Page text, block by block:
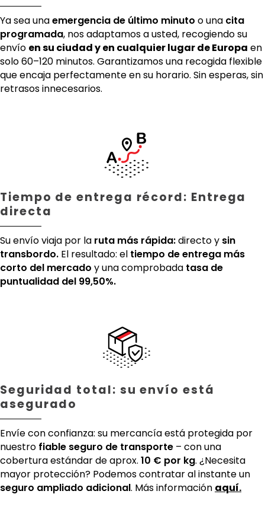
Ya sea unaemergencia de último minuto o una cita
programada, nos adaptamos a usted, recogiendo su
envío en su ciudad y en cualquier lugar de Europa en
solo 60–120 minutos. Garantizamos una recogida flexible
que encaja perfectamente en su horario. Sin esperas, sin
retrasos innecesarios.
Tiempo de entrega récord: Entrega
directa
Su envío viaja por la ruta más rápida:directo y sin
transbordo. El resultado: el tiempo de entrega más
corto del mercado y una comprobada tasa de
puntualidad del 99,50%.
Seguridad total: su envío está
asegurado
Envíe con confianza: su mercancía está protegida por
nuestro fiable seguro de transporte – con una
cobertura estándar de aprox. 10 € por kg. ¿Necesita
mayor protección? Podemos contratar al instante un
seguro ampliado adicional. Más información aquí.